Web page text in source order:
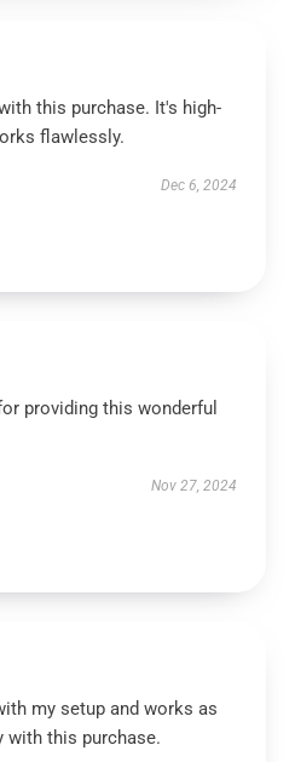
this purchase. It's high-
flawlessly.
Dec 6, 2024
providing this wonderful
Nov 27, 2024
my setup and works as
with this purchase.